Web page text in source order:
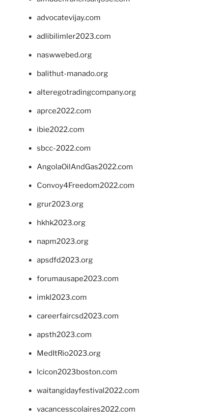
advocatevijay.com
adlibilimler2023.com
naswwebed.org
balithut-manado.org
alteregotradingcompany.org
aprce2022.com
ibie2022.com
sbcc-2022.com
AngolaOilAndGas2022.com
Convoy4Freedom2022.com
grur2023.org
hkhk2023.org
napm2023.org
apsdfd2023.org
forumausape2023.com
imkl2023.com
careerfaircsd2023.com
apsth2023.com
MedItRio2023.org
lcicon2023boston.com
waitangidayfestival2022.com
vacancesscolaires2022.com